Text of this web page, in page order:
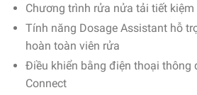
Chương trình rửa nửa tải tiết
Tính năng Dosage Assistant hỗ
hoàn toàn viên rửa
Điều khiển bằng điện thoại thông
Connect